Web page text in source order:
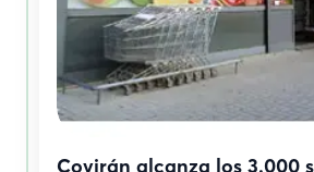
Covirán alcanza los 3.000